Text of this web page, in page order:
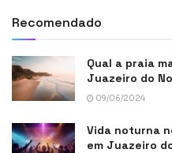
Recomendado
Qual a praia
Juazeiro do
09/06/2024
Vida noturna
em Juazeiro